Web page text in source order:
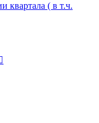
квартала ( в т.ч.